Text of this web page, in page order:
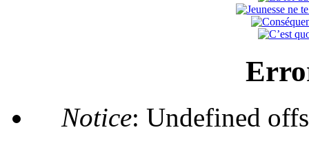
Notice: Undefined